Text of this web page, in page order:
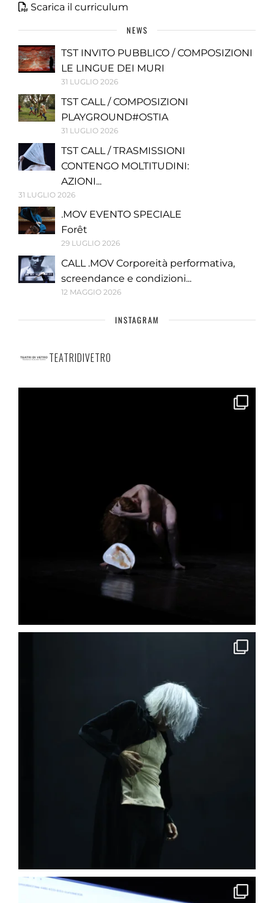
Scarica il curriculum
NEWS
TST INVITO PUBBLICO / COMPOSIZIONI
LE LINGUE DEI MURI
31 LUGLIO 2026
TST CALL / COMPOSIZIONI
PLAYGROUND#OSTIA
31 LUGLIO 2026
TST CALL / TRASMISSIONI
CONTENGO MOLTITUDINI:
AZIONI...
31 LUGLIO 2026
.MOV EVENTO SPECIALE
Forêt
29 LUGLIO 2026
CALL .MOV Corporeità performativa,
screendance e condizioni...
12 MAGGIO 2026
INSTAGRAM
TEATRIDIVETRO